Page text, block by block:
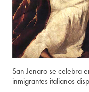
San Jenaro se celebra
inmigrantes italianos